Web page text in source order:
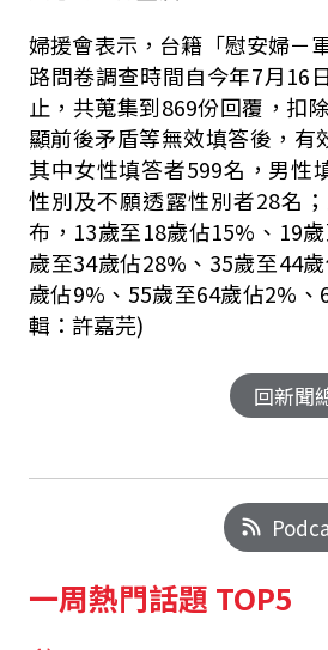
婦援會表示，台籍「慰安婦－
路問卷調查時間自今年7月16
止，共蒐集到869份回覆，扣
顯前後矛盾等無效填答後，有
其中女性填答者599名，男性
性別及不願透露性別者28名
布，13歲至18歲佔15%、19
歲至34歲佔28%、35歲至44
歲佔9%、55歲至64歲佔2%
輯：許嘉芫)
回新聞
一周熱門話題 TOP5